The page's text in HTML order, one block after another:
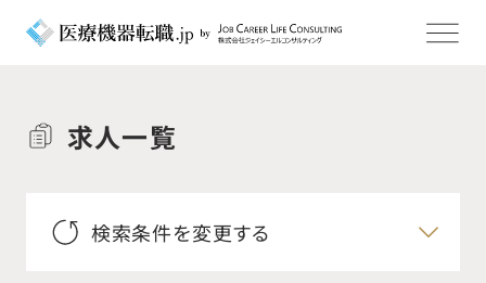
求人一覧
検索条件を変更する